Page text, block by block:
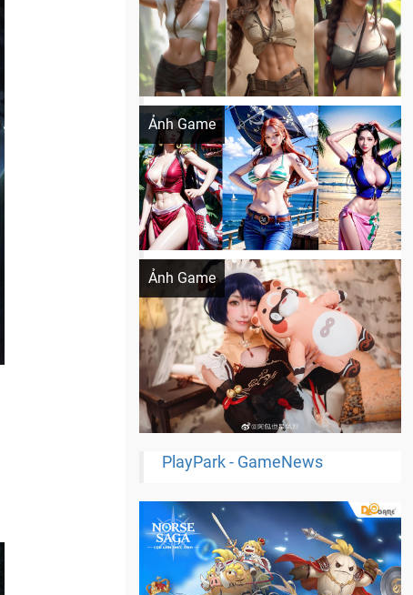
Ảnh Game
Khi AI Cosplay gái đẹp One Piece
Ảnh Game
Cosplay Xiangling siêu cute
PlayPark - GameNews